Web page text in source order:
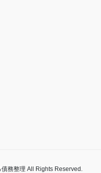
務整理 All Rights Reserved.